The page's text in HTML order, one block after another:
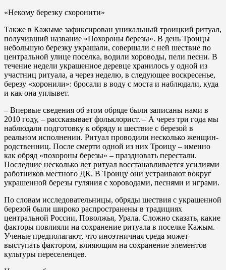
«Некому березку схоронити»
Также в Кажыме зафиксирован уникальный троицкий ритуал,
получивший название «Похороны березы». В день Троицы
небольшую березку украшали, совершали с ней шествие по
центральной улице поселка, водили хороводы, пели песни. В
течение недели украшенное деревце хранилось у одной из
участниц ритуала, а через неделю, в следующее воскресенье,
березу «хоронили»: бросали в воду с моста и наблюдали, куда
и как она уплывет.
– Впервые сведения об этом обряде были записаны нами в
2010 году, – рассказывает фольклорист. – А через три года мы
наблюдали подготовку к обряду и шествие с березой в
реальном исполнении. Ритуал проводили несколько женщин-
родственниц. После смерти одной из них Троицу – именно
как обряд «похороны березы» – праздновать перестали.
Последние несколько лет ритуал восстанавливается усилиями
работников местного ДК. В Троицу они устраивают вокруг
украшенной березы гуляния с хороводами, песнями и играми.
По словам исследовательницы, обряды шествия с украшенной
березой были широко распространены в традициях
центральной России, Поволжья, Урала. Сложно сказать, какие
факторы повлияли на сохранение ритуала в поселке Кажым.
Ученые предполагают, что иноэтничная среда может
выступать фактором, влияющим на сохранение элементов
культуры переселенцев.